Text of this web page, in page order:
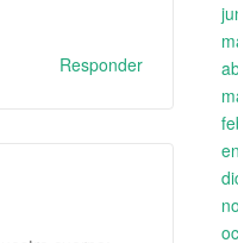
Responder